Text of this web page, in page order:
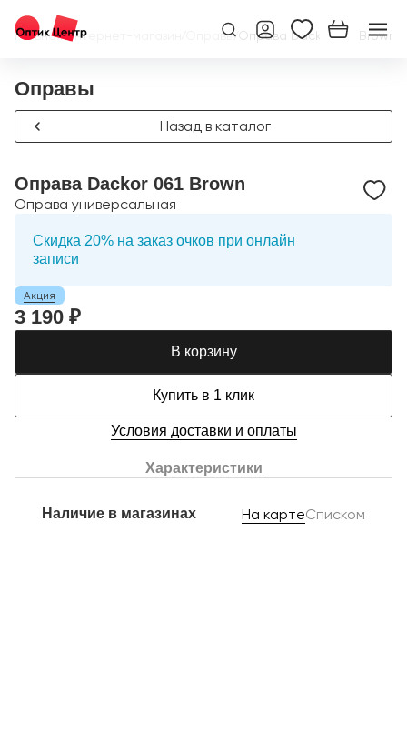
Главная/Интернет-магазин Оправы/Оправа Dackor 061 Brown
Оправы
Назад в каталог
Оправа Dackor 061 Brown
Оправа универсальная
Скидка 20% на заказ очков при онлайн
записи
Акция
3 190 ₽
В корзину
Купить в 1 клик
Условия доставки и оплаты
Характеристики
Наличие в магазинах На картеСписком